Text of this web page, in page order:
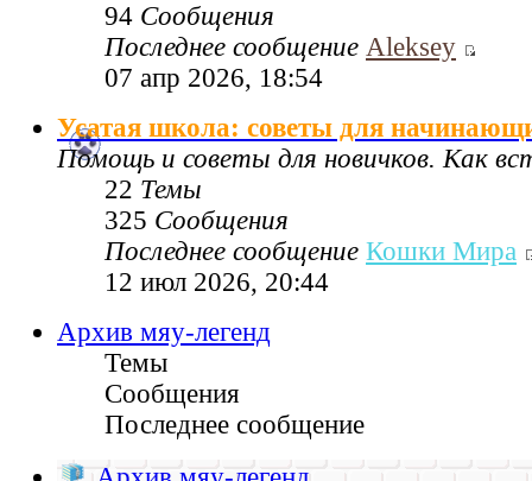
94 Сообщения
Последнее сообщение Aleksey
07 апр 2026, 18:54
Усатая школа: советы для
Помощь и советы для новичков. Как
22 Темы
325 Сообщения
Последнее сообщение Кошки Мира
12 июл 2026, 20:44
Архив мяу-легенд
Темы
Сообщения
Последнее сообщение